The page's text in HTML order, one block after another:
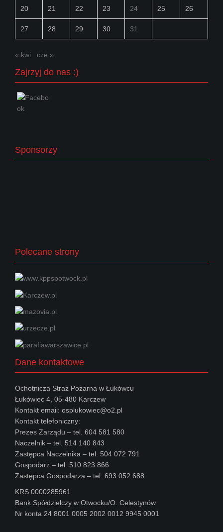
20 21 22 23 24 25 26
27 28 29 30 31
« kwi cze »
Zajrzyj do nas :)
Sponsorzy
Polecane strony
Dane kontaktowe
Ochotnicza Straż Pożarna w Łukówcu
Łukówiec 4, 05-480 Karczew
Kontakt email: osplukowiec@o2.pl
Kontakt telefoniczny:
Prezes Zarządu – tel. 604 581 580
Naczelnik – tel. 514 140 843
Zastępca Naczelnika – tel. 504 072 791
Gospodarz – tel. 510 823 866
Zastępca Gospodarza – tel. 693 052 688
KRS 0000285961
Bank Spółdzielczy w Otwocku/O. Celestynów
Nr konta 24 8001 0005 2002 0012 9945 0001